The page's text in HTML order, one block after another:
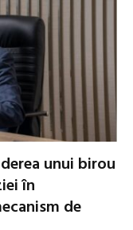
unui birou
în
de